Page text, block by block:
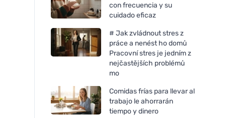
con frecuencia y su
cuidado eficaz
# Jak zvládnout stres z
práce a nenést ho domů
Pracovní stres je jedním z
nejčastějších problémů
mo
Comidas frías para llevar al
trabajo le ahorrarán
tiempo y dinero